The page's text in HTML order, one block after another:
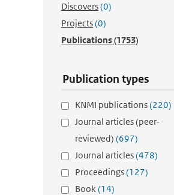
Discovers(0)
Projects(0)
Publications(1753)
Publication types
KNMI publications(220)
Journal articles (peer-
reviewed) (697)
Journal articles(478)
Proceedings(127)
Book(14)